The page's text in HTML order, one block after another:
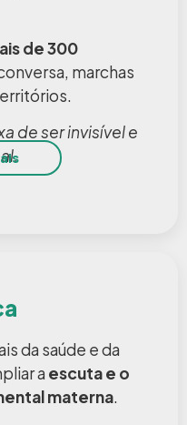
de 300
marchas
de ser invisível e
da saúde e da
a escuta e o
materna.